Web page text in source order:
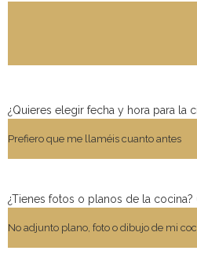
¿Quieres elegir fecha y hora para la
¿Tienes fotos o planos de la cocina?